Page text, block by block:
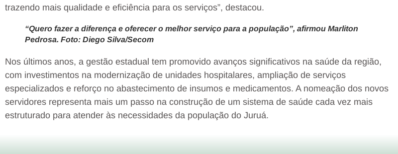
trazendo mais qualidade e eficiência para os serviços”, destacou.
“Quero fazer a diferença e oferecer o melhor serviço para a população”, afirmou Marliton
Pedrosa. Foto: Diego Silva/Secom
Nos últimos anos, a gestão estadual tem promovido avanços significativos na saúde da região,
com investimentos na modernização de unidades hospitalares, ampliação de serviços
especializados e reforço no abastecimento de insumos e medicamentos. A nomeação dos novos
servidores representa mais um passo na construção de um sistema de saúde cada vez mais
estruturado para atender às necessidades da população do Juruá.